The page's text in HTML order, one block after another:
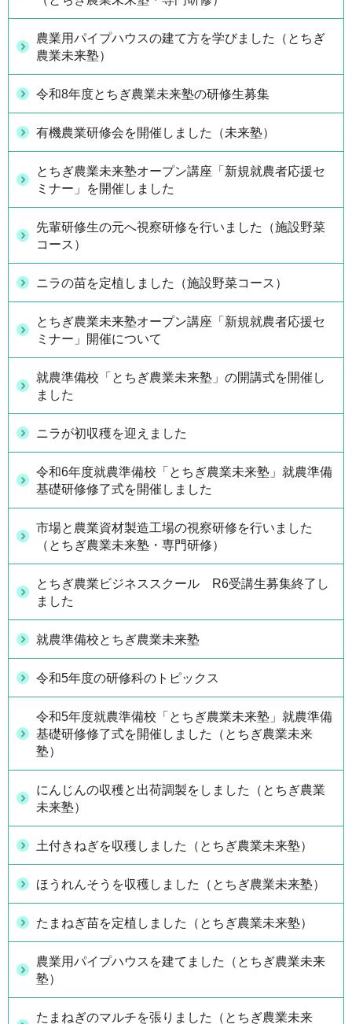
農業用パイプハウスの建て方を学びました（とちぎ
農業未来塾）
令和8年度とちぎ農業未来塾の研修生募集
有機農業研修会を開催しました（未来塾）
とちぎ農業未来塾オープン講座「新規就農者応援セ
ミナー」を開催しました
先輩研修生の元へ視察研修を行いました（施設野菜
コース）
ニラの苗を定植しました（施設野菜コース）
とちぎ農業未来塾オープン講座「新規就農者応援セ
ミナー」開催について
就農準備校「とちぎ農業未来塾」の開講式を開催し
ました
ニラが初収穫を迎えました
令和6年度就農準備校「とちぎ農業未来塾」就農準備
基礎研修修了式を開催しました
市場と農業資材製造工場の視察研修を行いました
（とちぎ農業未来塾・専門研修）
とちぎ農業ビジネススクール R6受講生募集終了し
ました
就農準備校とちぎ農業未来塾
令和5年度の研修科のトピックス
令和5年度就農準備校「とちぎ農業未来塾」就農準備
基礎研修修了式を開催しました（とちぎ農業未来
塾）
にんじんの収穫と出荷調製をしました（とちぎ農業
未来塾）
土付きねぎを収穫しました（とちぎ農業未来塾）
ほうれんそうを収穫しました（とちぎ農業未来塾）
たまねぎ苗を定植しました（とちぎ農業未来塾）
農業用パイプハウスを建てました（とちぎ農業未来
塾）
たまねぎのマルチを張りました（とちぎ農業未来